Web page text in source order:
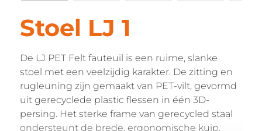
Stoel LJ 1
De LJ PET Felt fauteuil is een ruime, slanke
stoel met een veelzijdig karakter. De zitting en
rugleuning zijn gemaakt van PET-vilt, gevormd
uit gerecyclede plastic flessen in één 3D-
persing. Het sterke frame van gerecycled staal
ondersteunt de brede, ergonomische kuip.